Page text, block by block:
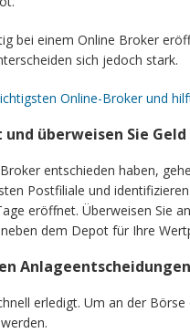
bei einem Online Broker
sich jedoch stark.
Online-Broker und
und überweisen Sie
entschieden haben,
Postfiliale und
eröffnet. Überweisen Sie
dem Depot für Ihre
Anlageentscheidungen
erledigt. Um an der